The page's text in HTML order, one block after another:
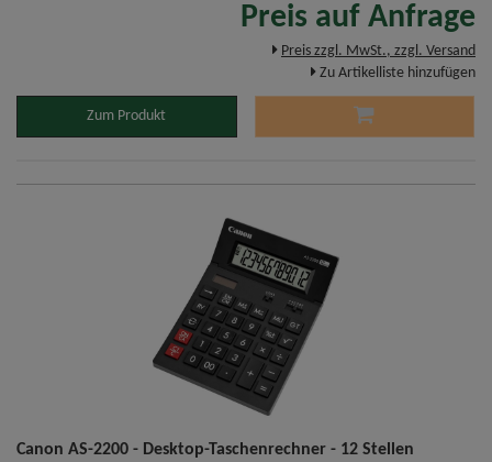
Preis auf Anfrage
Preis zzgl. MwSt., zzgl. Versand
Zu Artikelliste hinzufügen
Zum Produkt
Canon AS-2200 - Desktop-Taschenrechner - 12 Stellen